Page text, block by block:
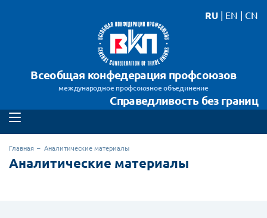
Всеобщая конфедерация профсоюзов
международное профсоюзное объединение
Справедливость без границ
RU | EN | CN
Главная Аналитические материалы
Аналитические материалы